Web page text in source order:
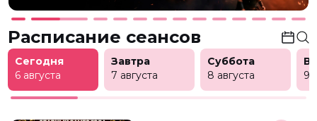
Расписание сеансов
Сегодня
6 августа
Завтра
7 августа
Суббота
8 августа
9